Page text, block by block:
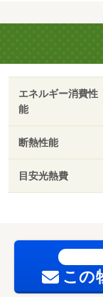
エネルギー消費性
能
断熱性能
目安光熱費
この